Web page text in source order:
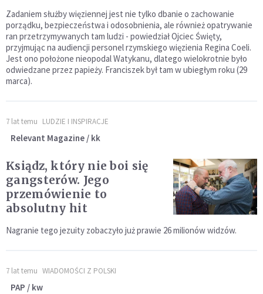
Zadaniem służby więziennej jest nie tylko dbanie o zachowanie
porządku, bezpieczeństwa i odosobnienia, ale również opatrywanie
ran przetrzymywanych tam ludzi - powiedział Ojciec Święty,
przyjmując na audiencji personel rzymskiego więzienia Regina Coeli.
Jest ono położone nieopodal Watykanu, dlatego wielokrotnie było
odwiedzane przez papieży. Franciszek był tam w ubiegłym roku (29
marca).
7 lat temu LUDZIE I INSPIRACJE
Relevant Magazine / kk
Ksiądz, który nie boi się
gangsterów. Jego
przemówienie to
absolutny hit
Nagranie tego jezuity zobaczyło już prawie 26 milionów widzów.
7 lat temu WIADOMOŚCI Z POLSKI
PAP / kw